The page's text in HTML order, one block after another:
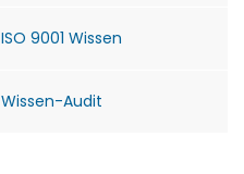
ISO 9001 Wissen
Wissen-Audit